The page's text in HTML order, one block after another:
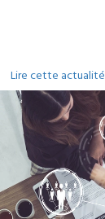
Lire cette actualité